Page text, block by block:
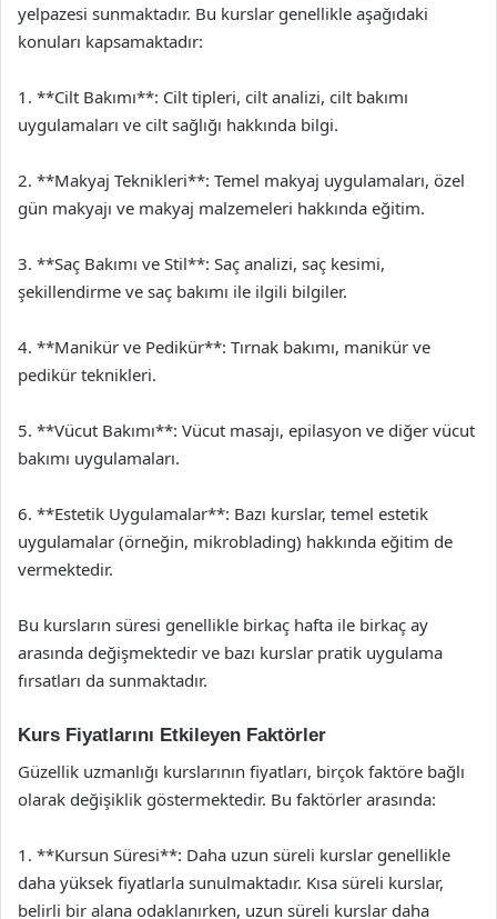
yelpazesi sunmaktadır. Bu kurslar genellikle aşağıdaki
konuları kapsamaktadır:
1. **Cilt Bakımı**: Cilt tipleri, cilt analizi, cilt bakımı
uygulamaları ve cilt sağlığı hakkında bilgi.
2. **Makyaj Teknikleri**: Temel makyaj uygulamaları, özel
gün makyajı ve makyaj malzemeleri hakkında eğitim.
3. **Saç Bakımı ve Stil**: Saç analizi, saç kesimi,
şekillendirme ve saç bakımı ile ilgili bilgiler.
4. **Manikür ve Pedikür**: Tırnak bakımı, manikür ve
pedikür teknikleri.
5. **Vücut Bakımı**: Vücut masajı, epilasyon ve diğer vücut
bakımı uygulamaları.
6. **Estetik Uygulamalar**: Bazı kurslar, temel estetik
uygulamalar (örneğin, mikroblading) hakkında eğitim de
vermektedir.
Bu kursların süresi genellikle birkaç hafta ile birkaç ay
arasında değişmektedir ve bazı kurslar pratik uygulama
fırsatları da sunmaktadır.
Kurs Fiyatlarını Etkileyen Faktörler
Güzellik uzmanlığı kurslarının fiyatları, birçok faktöre bağlı
olarak değişiklik göstermektedir. Bu faktörler arasında:
1. **Kursun Süresi**: Daha uzun süreli kurslar genellikle
daha yüksek fiyatlarla sunulmaktadır. Kısa süreli kurslar,
belirli bir alana odaklanırken, uzun süreli kurslar daha